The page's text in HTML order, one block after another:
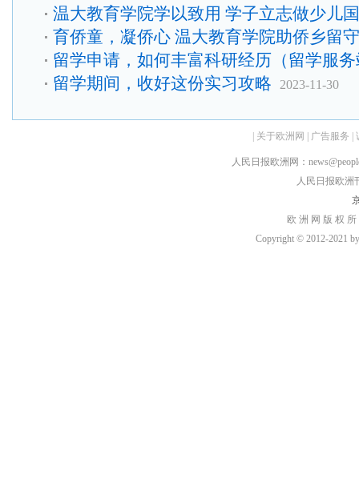
温大教育学院学以致用 学子立志做少儿
育侨童，凝侨心 温大教育学院助侨乡留
留学申请，如何丰富科研经历（留学服
留学期间，收好这份实习攻略 2023-11-30
关于欧洲网 广告服务
人民日报欧洲网：
人民日报欧洲
欧 洲 网 版 权
Copyright © 2012-2021